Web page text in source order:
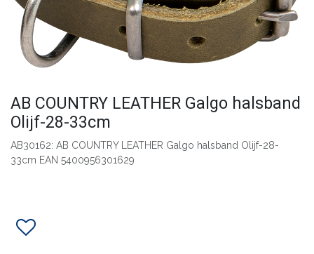
AB COUNTRY LEATHER Galgo halsband
Olijf-28-33cm
AB30162: AB COUNTRY LEATHER Galgo halsband Olijf-28-
33cm EAN 5400956301629